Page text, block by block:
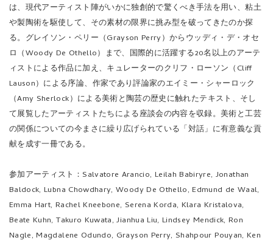
は、現代アーティスト陣がいかに独創的で驚くべき手法を用い、粘土
や製陶術を駆使して、その素材の限界に挑み型を破ってきたのか探
る。グレイソン・ペリー（Grayson Perry）からウッディ・デ・オセ
ロ（Woody De Othello）まで、国際的に活躍する20名以上のアーテ
ィストによる作品に加え、キュレーターのクリフ・ローソン（Cliff
Lauson）による序論、作家であり評論家のエイミー・シャーロック
（Amy Sherlock）による美術と陶芸の歴史に触れたテキスト、そし
て展覧したアーティストたちによる座談会の内容を収録。美術と工芸
の関係についての今まさに繰り広げられている「対話」に有意義な貢
献を成す一冊である。
参加アーティスト：Salvatore Arancio, Leilah Babiryre, Jonathan
Baldock, Lubna Chowdhary, Woody De Othello, Edmund de Waal,
Emma Hart, Rachel Kneebone, Serena Korda, Klara Kristalova,
Beate Kuhn, Takuro Kuwata, Jianhua Liu, Lindsey Mendick, Ron
Nagle, Magdalene Odundo, Grayson Perry, Shahpour Pouyan, Ken